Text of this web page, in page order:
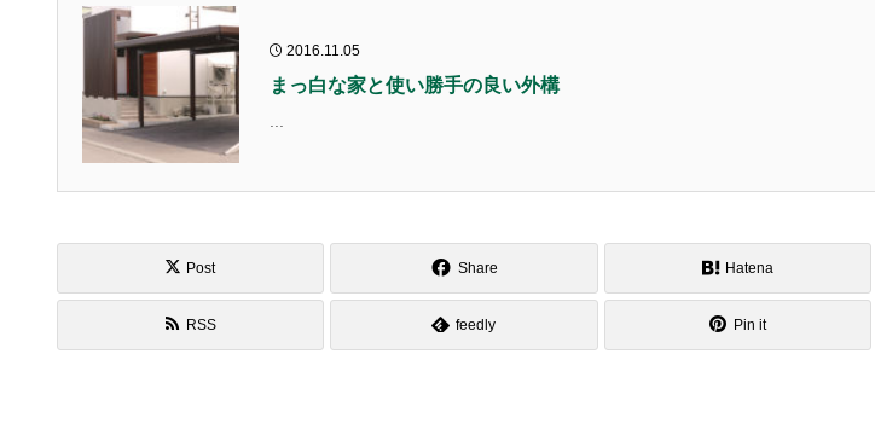
2016.11.05
まっ白な家と使い勝手の良い外構
Post Share Hatena
RSS feedly Pin it